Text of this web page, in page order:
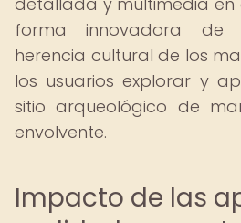
forma innovadora
herencia cultural de los
los usuarios explorar y
sitio arqueológico de
envolvente.
Impacto de las